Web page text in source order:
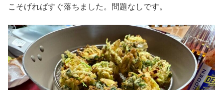
こそげればすぐ落ちました。問題なしです。